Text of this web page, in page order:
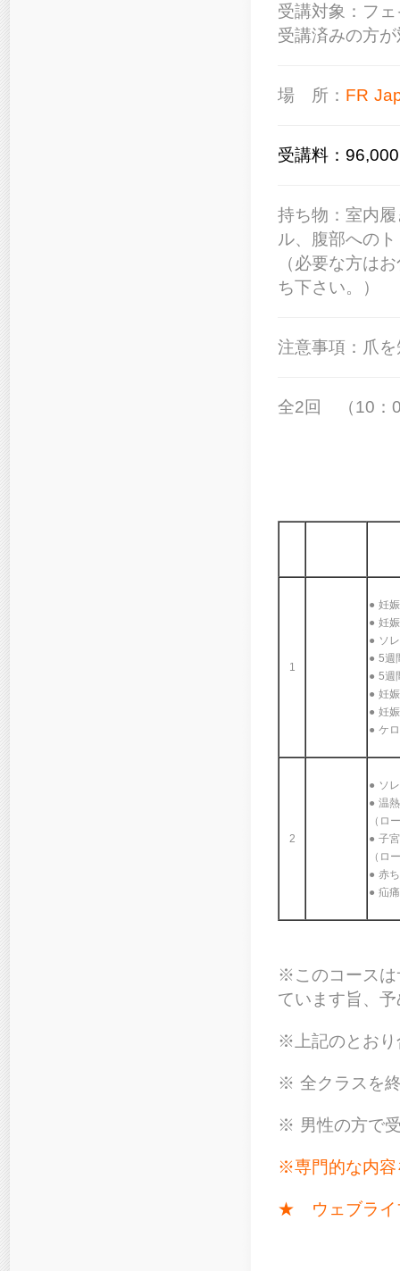
受講対象：フ
受講済みの方
場 所： FR
受講料：
持ち物： 室内
ル、腹部への
（必要な方は
ち下さい。）
注意事項：爪
全2回 （10：
1
● 妊
● 妊
● ソ
● 5週
● 5週
● 妊
● 妊
● ケ
2
● ソ
● 温
（ロ
● 子
（ロ
● 赤
● 疝
※このコースは
ています旨、
※上記のとおり
※ 全クラスを
※ 男性の方で
※専門的な内容
★ ウェブライ